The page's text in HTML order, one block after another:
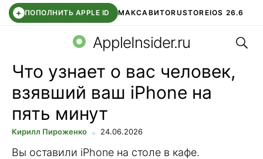
+ ПОПОЛНИТЬ APPLE ID МАКСАВИТОRUSTOREIOS 26.6
СБЕР КИДС ВТБ ОНЛАЙН ЧАТ В ROBLOX
AppleInsider.ru
Что узнает о вас человек,
взявший ваш iPhone на
пять минут
Кирилл Пироженко 24.06.2026
Вы оставили iPhone на столе в кафе.